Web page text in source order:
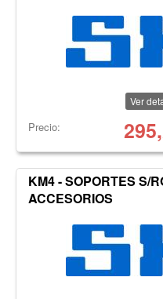
Ver
Precio:
KM4 - SOPORTES S/
ACCESORIOS